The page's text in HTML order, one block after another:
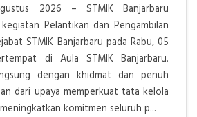
2026 – STMIK Banjarbaru
Pelantikan dan Pengambilan
STMIK Banjarbaru pada Rabu, 05
di Aula STMIK Banjarbaru.
dengan khidmat dan penuh
dari upaya memperkuat tata kelola
komitmen seluruh p...